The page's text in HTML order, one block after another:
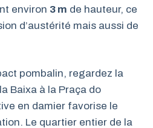
environ 3 m de hauteur, ce
d’austérité mais aussi de
pombalin, regardez la
Baixa à la Praça do
en damier favorise le
Le quartier entier de la